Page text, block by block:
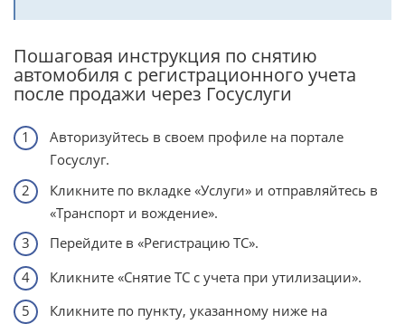
Пошаговая инструкция по снятию
автомобиля с регистрационного учета
после продажи через Госуслуги
Авторизуйтесь в своем профиле на портале
Госуслуг.
Кликните по вкладке «Услуги» и отправляйтесь в
«Транспорт и вождение».
Перейдите в «Регистрацию ТС».
Кликните «Снятие ТС с учета при утилизации».
Кликните по пункту, указанному ниже на